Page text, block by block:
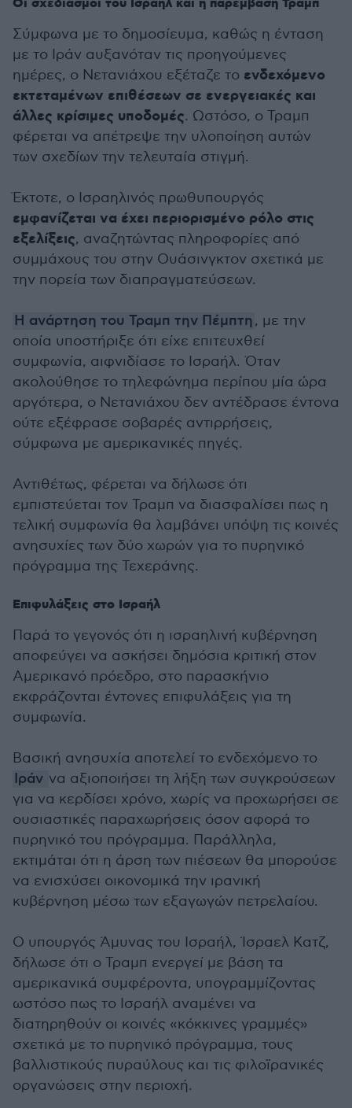
Οι σχεδιασμοί του Ισραήλ και η παρέμβαση Τραμπ
Σύμφωνα με το δημοσίευμα, καθώς η ένταση
με το Ιράν αυξανόταν τις προηγούμενες
ημέρες, ο Νετανιάχου εξέταζε το ενδεχόμενο
εκτεταμένων επιθέσεων σε ενεργειακές και
άλλες κρίσιμες υποδομές. Ωστόσο, ο Τραμπ
φέρεται να απέτρεψε την υλοποίηση αυτών
των σχεδίων την τελευταία στιγμή.
Έκτοτε, ο Ισραηλινός πρωθυπουργός
εμφανίζεται να έχει περιορισμένο ρόλο στις
εξελίξεις, αναζητώντας πληροφορίες από
συμμάχους του στην Ουάσινγκτον σχετικά με
την πορεία των διαπραγματεύσεων.
Η ανάρτηση του Τραμπ την Πέμπτη, με την
οποία υποστήριξε ότι είχε επιτευχθεί
συμφωνία, αιφνιδίασε το Ισραήλ. Όταν
ακολούθησε το τηλεφώνημα περίπου μία ώρα
αργότερα, ο Νετανιάχου δεν αντέδρασε έντονα
ούτε εξέφρασε σοβαρές αντιρρήσεις,
σύμφωνα με αμερικανικές πηγές.
Αντιθέτως, φέρεται να δήλωσε ότι
εμπιστεύεται τον Τραμπ να διασφαλίσει πως η
τελική συμφωνία θα λαμβάνει υπόψη τις κοινές
ανησυχίες των δύο χωρών για το πυρηνικό
πρόγραμμα της Τεχεράνης.
Επιφυλάξεις στο Ισραήλ
Παρά το γεγονός ότι η ισραηλινή κυβέρνηση
αποφεύγει να ασκήσει δημόσια κριτική στον
Αμερικανό πρόεδρο, στο παρασκήνιο
εκφράζονται έντονες επιφυλάξεις για τη
συμφωνία.
Βασική ανησυχία αποτελεί το ενδεχόμενο το
Ιράν να αξιοποιήσει τη λήξη των συγκρούσεων
για να κερδίσει χρόνο, χωρίς να προχωρήσει σε
ουσιαστικές παραχωρήσεις όσον αφορά το
πυρηνικό του πρόγραμμα. Παράλληλα,
εκτιμάται ότι η άρση των πιέσεων θα μπορούσε
να ενισχύσει οικονομικά την ιρανική
κυβέρνηση μέσω των εξαγωγών πετρελαίου.
Ο υπουργός Άμυνας του Ισραήλ, Ίσραελ Κατζ,
δήλωσε ότι ο Τραμπ ενεργεί με βάση τα
αμερικανικά συμφέροντα, υπογραμμίζοντας
ωστόσο πως το Ισραήλ αναμένει να
διατηρηθούν οι κοινές «κόκκινες γραμμές»
σχετικά με το πυρηνικό πρόγραμμα, τους
βαλλιστικούς πυραύλους και τις φιλοϊρανικές
οργανώσεις στην περιοχή.